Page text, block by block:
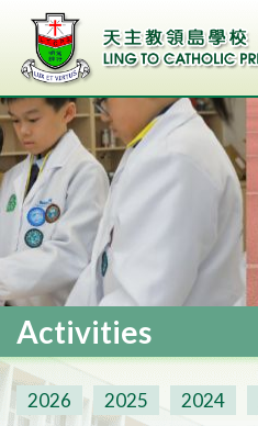
Activities
2026 2025 2024